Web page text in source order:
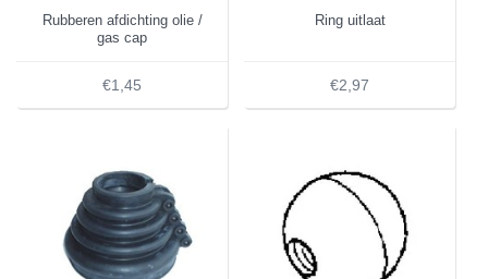
Rubberen afdichting olie /
gas cap
€1,45
Ring uitlaat
€2,97